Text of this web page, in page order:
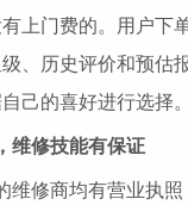
上门费的。用户下
、历史评价和预估
己的喜好进行选择。
修技能有保证
修商均有营业执照